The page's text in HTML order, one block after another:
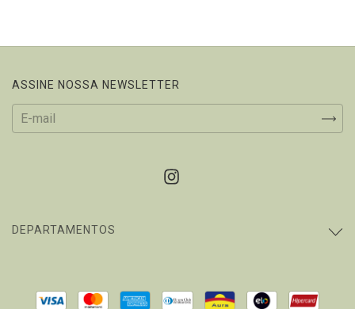
ASSINE NOSSA NEWSLETTER
DEPARTAMENTOS